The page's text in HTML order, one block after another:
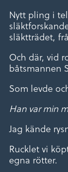
Nytt pling i
släktträdet,
Och där, vid
båtsmannen
Som levde
Han var min
Jag kände
Rucklet vi
egna rötter.